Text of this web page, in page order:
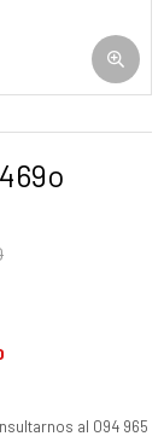
al 094 965